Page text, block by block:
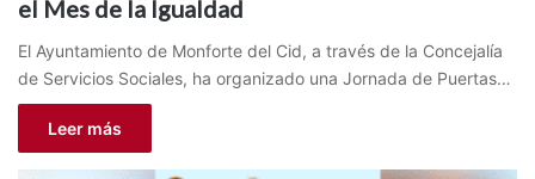
el Mes de la Igualdad
El Ayuntamiento de Monforte del Cid, a través de la Concejalía
de Servicios Sociales, ha organizado una Jornada de Puertas…
Leer más